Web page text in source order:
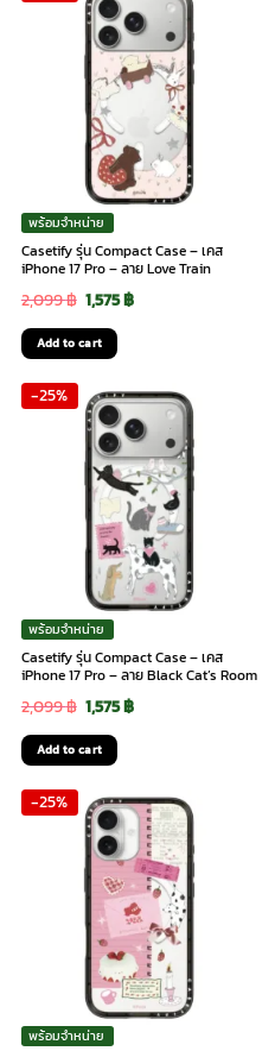
พร้อมจำหน่าย
Casetify รุ่น Compact Case – เคส
iPhone 17 Pro – ลาย Love Train
2,099฿ Original
price
was:
2,099 ฿.
1,575฿Current
1,575 ฿.
Add to cart
-25%
พร้อมจำหน่าย
Casetify รุ่น Compact Case – เคส
iPhone 17 Pro – ลาย Black Cat’s Room
2,099฿ Original
price
was:
2,099 ฿.
1,575฿Current
1,575 ฿.
Add to cart
-25%
พร้อมจำหน่าย